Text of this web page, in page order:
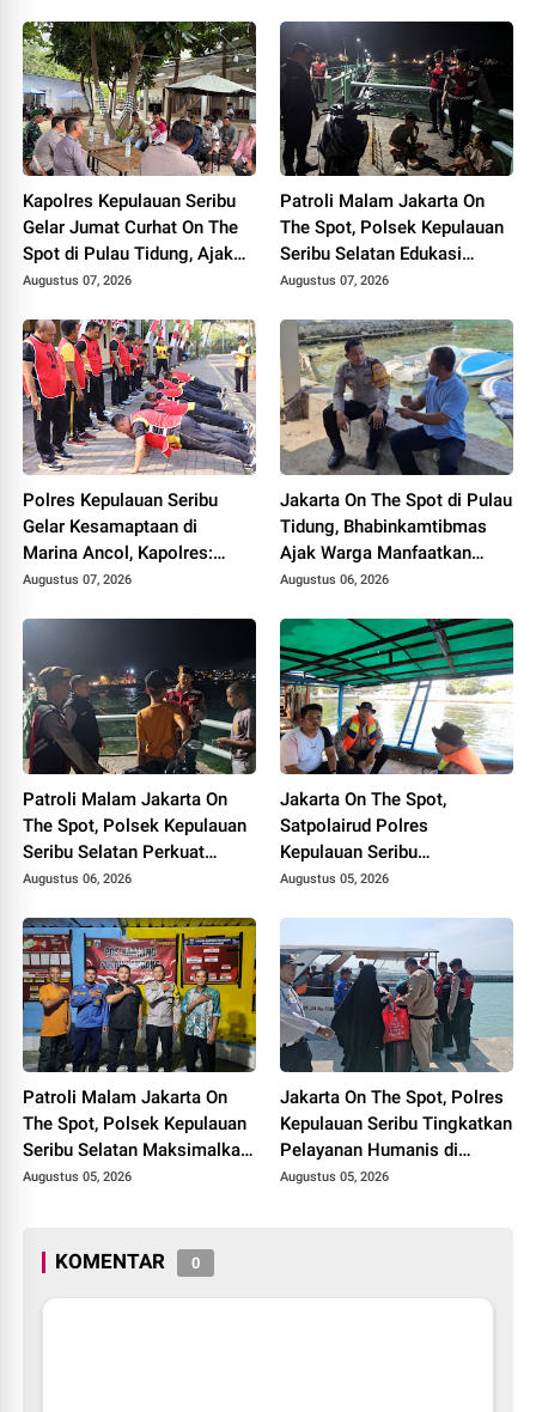
Kapolres Kepulauan Seribu
Gelar Jumat Curhat On The
Spot di Pulau Tidung, Ajak
Warga Perkuat Kamtibmas
Augustus 07, 2026
Patroli Malam Jakarta On
The Spot, Polsek Kepulauan
Seribu Selatan Edukasi
Warga Manfaatkan Layanan
Augustus 07, 2026
Polres Kepulauan Seribu
Gelar Kesamaptaan di
Marina Ancol, Kapolres:
Pastikan Anggota Sehat dan
Augustus 07, 2026
Jakarta On The Spot di Pulau
Tidung, Bhabinkamtibmas
Ajak Warga Manfaatkan
Layanan Polri 110
Augustus 06, 2026
Patroli Malam Jakarta On
The Spot, Polsek Kepulauan
Seribu Selatan Perkuat
Kedekatan dengan Warga
Polisi 110
Augustus 06, 2026
Jakarta On The Spot,
Satpolairud Polres
Kepulauan Seribu
Sosialisasikan Layanan
Terlarang
Augustus 05, 2026
Patroli Malam Jakarta On
The Spot, Polsek Kepulauan
Seribu Selatan Maksimalkan
Sosialisasi Layanan Polisi
Augustus 05, 2026
Jakarta On The Spot, Polres
Kepulauan Seribu Tingkatkan
Pelayanan Humanis di
Dermaga dan Ajak
Augustus 05, 2026
KOMENTAR 0